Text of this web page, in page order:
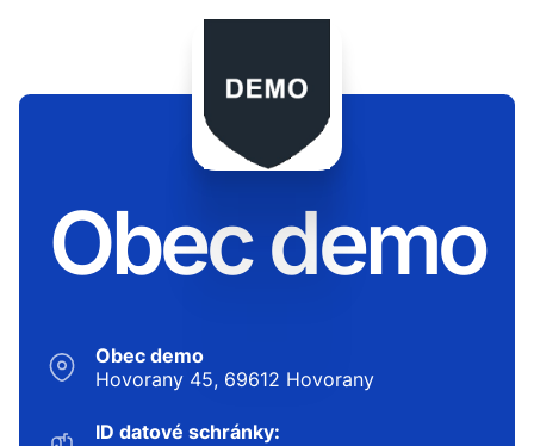
Obec demo
Obec demo
Hovorany 45, 69612 Hovorany
ID datové schránky: